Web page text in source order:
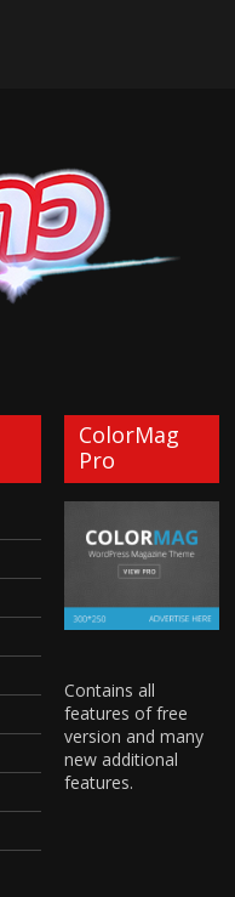
ColorMag
Pro
Contains all
features of free
version and many
new additional
features.